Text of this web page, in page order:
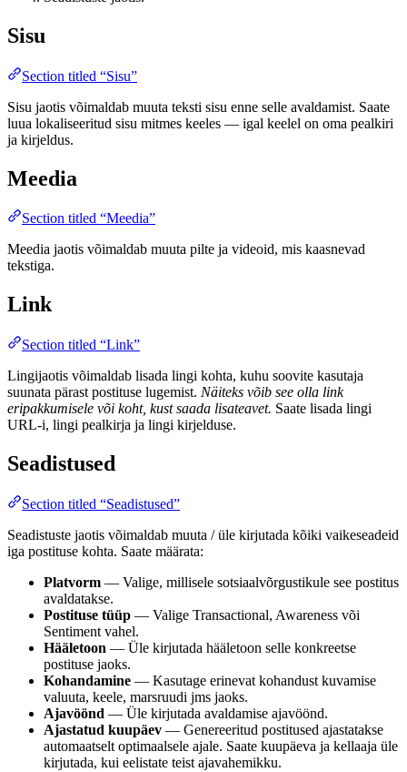
Sisu
Section titled “Sisu”
Sisu jaotis võimaldab muuta teksti sisu enne selle avaldamist. Saate
luua lokaliseeritud sisu mitmes keeles — igal keelel on oma pealkiri
ja kirjeldus.
Meedia
Section titled “Meedia”
Meedia jaotis võimaldab muuta pilte ja videoid, mis kaasnevad
tekstiga.
Link
Section titled “Link”
Lingijaotis võimaldab lisada lingi kohta, kuhu soovite kasutaja
suunata pärast postituse lugemist. Näiteks võib see olla link
eripakkumisele või koht, kust saada lisateavet. Saate lisada lingi
URL-i, lingi pealkirja ja lingi kirjelduse.
Seadistused
Section titled “Seadistused”
Seadistuste jaotis võimaldab muuta / üle kirjutada kõiki vaikeseadeid
iga postituse kohta. Saate määrata:
Platvorm — Valige, millisele sotsiaalvõrgustikule see postitus
avaldatakse.
Postituse tüüp — Valige Transactional, Awareness või
Sentiment vahel.
Hääletoon — Üle kirjutada hääletoon selle konkreetse
postituse jaoks.
Kohandamine — Kasutage erinevat kohandust kuvamise
valuuta, keele, marsruudi jms jaoks.
Ajavöönd — Üle kirjutada avaldamise ajavöönd.
Ajastatud kuupäev — Genereeritud postitused ajastatakse
automaatselt optimaalsele ajale. Saate kuupäeva ja kellaaja üle
kirjutada, kui eelistate teist ajavahemikku.